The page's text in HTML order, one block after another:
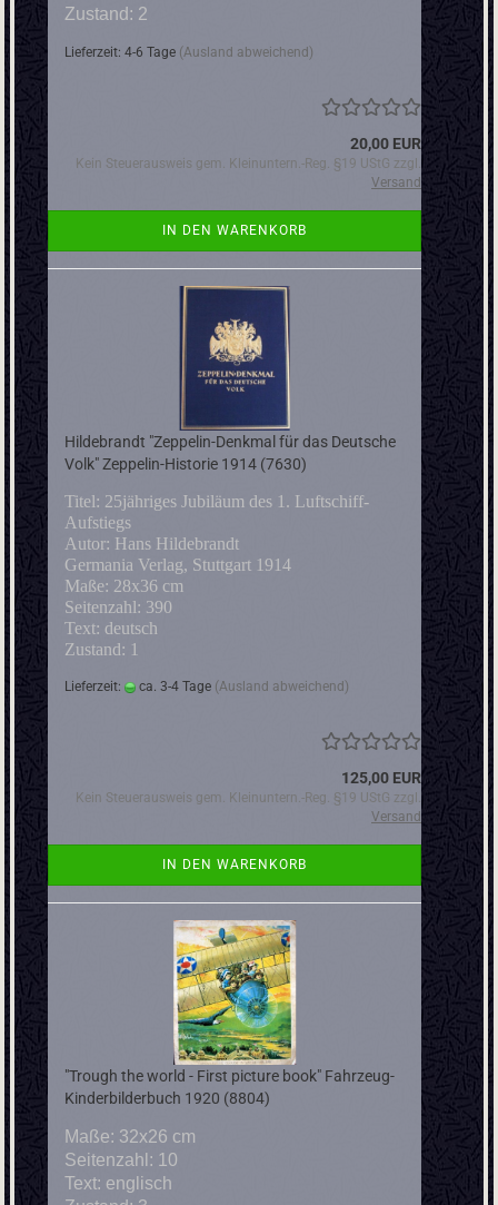
Zustand: 2
Lieferzeit: 4-6 Tage (Ausland abweichend)
20,00 EUR
Kein Steuerausweis gem. Kleinuntern.-Reg. §19 UStG zzgl.
Versand
IN DEN WARENKORB
Hildebrandt "Zeppelin-Denkmal für das Deutsche
Volk" Zeppelin-Historie 1914 (7630)
Titel: 25jähriges Jubiläum des 1. Luftschiff-
Aufstiegs
Autor: Hans Hildebrandt
Germania Verlag, Stuttgart 1914
Maße: 28x36 cm
Seitenzahl: 390
Text: deutsch
Zustand: 1
Lieferzeit: ca. 3-4 Tage (Ausland abweichend)
125,00 EUR
Kein Steuerausweis gem. Kleinuntern.-Reg. §19 UStG zzgl.
Versand
IN DEN WARENKORB
"Trough the world - First picture book" Fahrzeug-
Kinderbilderbuch 1920 (8804)
Maße: 32x26 cm
Seitenzahl: 10
Text: englisch